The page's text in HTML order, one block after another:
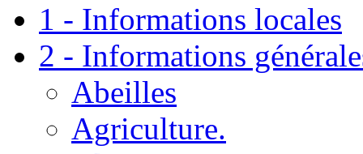
1 - Informations locales
2 - Informations
Abeilles
Agriculture.